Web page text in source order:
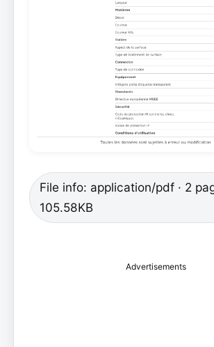
File info: application/pdf · 2
105.58KB
Advertisements